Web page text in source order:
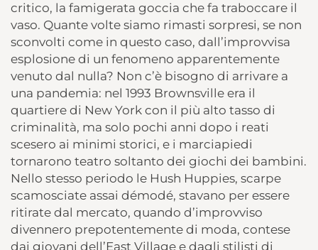
critico, la famigerata goccia che fa traboccare il
vaso. Quante volte siamo rimasti sorpresi, se non
sconvolti come in questo caso, dall’improvvisa
esplosione di un fenomeno apparentemente
venuto dal nulla? Non c’è bisogno di arrivare a
una pandemia: nel 1993 Brownsville era il
quartiere di New York con il più alto tasso di
criminalità, ma solo pochi anni dopo i reati
scesero ai minimi storici, e i marciapiedi
tornarono teatro soltanto dei giochi dei bambini.
Nello stesso periodo le Hush Huppies, scarpe
scamosciate assai démodé, stavano per essere
ritirate dal mercato, quando d’improvviso
divennero prepotentemente di moda, contese
dai giovani dell’East Village e dagli stilisti di